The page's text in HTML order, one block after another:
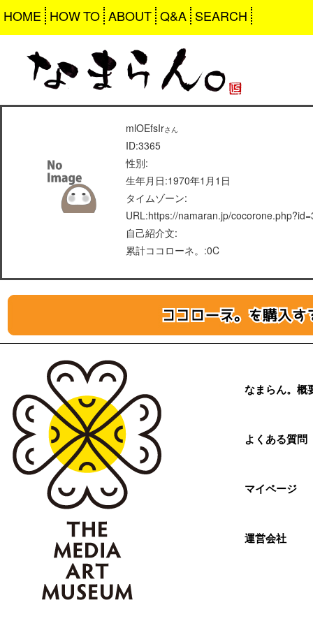
HOME HOW TO ABOUT Q&A SEARCH
mlOEfsIrさん
ID:3365
性別:
生年月日:1970年1月1日
タイムゾーン:
URL:https://namaran.jp/
自己紹介文:
累計ココローネ。:0C
なまらん。概
よくある質問
マイページ
運営会社